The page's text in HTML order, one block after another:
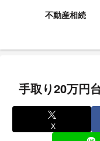
不動産相続
手取り20万円
X